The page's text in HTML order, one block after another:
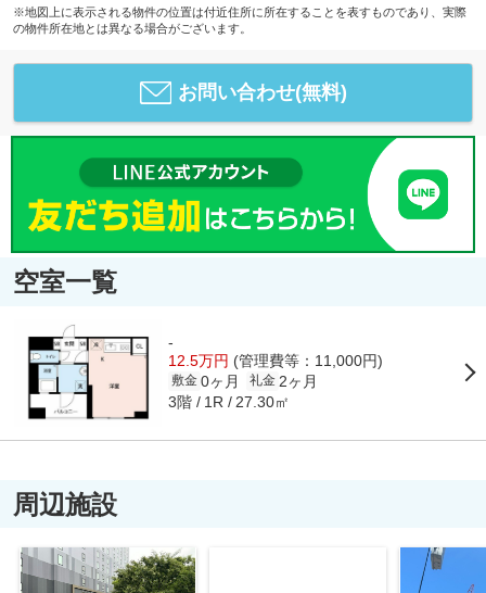
※地図上に表示される物件の位置は付近住所に所在することを表すものであり、実際
の物件所在地とは異なる場合がございます。
お問い合わせ(無料)
空室一覧
-
12.5万円 (管理費等：11,000円)
敷金 0ヶ月 礼金 2ヶ月
3階 1R 27.30㎡
周辺施設